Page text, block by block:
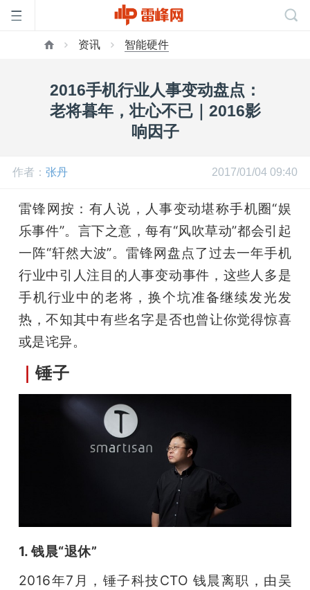
页
网
公
开
活
GAIR
资讯 智能硬件
2016手机行业人事变动盘点：
老将暮年，壮心不已｜2016影
响因子
作者： 张丹 2017/01/04 09:40
雷锋网按：有人说，人事变动堪称手机圈“娱
乐事件”。言下之意，每有“风吹草动”都会引起
一阵“轩然大波”。雷锋网盘点了过去一年手机
行业中引人注目的人事变动事件，这些人多是
手机行业中的老将，换个坑准备继续发光发
热，不知其中有些名字是否也曾让你觉得惊喜
或是诧异。
｜锤子
1. 钱晨“退休”
2016年7月，锤子科技CTO 钱晨离职，由吴